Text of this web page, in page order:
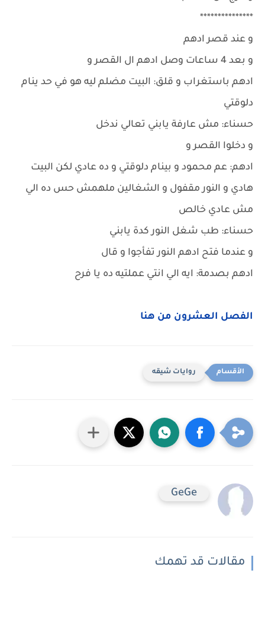
***************
و عند قصر ادهم
و بعد 4 ساعات وصل ادهم ال القصر و
ادهم باستغراب و قلق: البيت مضلم ليه هو في حد ينام
دلوقتي
حسناء: مش عارفة يابني تعالي ندخل
و دخلوا القصر و
ادهم: عم محمود و بينام دلوقتي و ده عادي لكن البيت
هادي و النور مقفول و الشغالين ملهمش حس ده الي
مش عادي خالص
حسناء: طب شغل النور كدة يابني
و عندما فتح ادهم النور تفأجوا و قال
ادهم بصدمة: ايه الي انتي عملتيه ده يا فرح
الفصل العشرون من هنا
روايات شيقه
GeGe
مقالات قد تهمك